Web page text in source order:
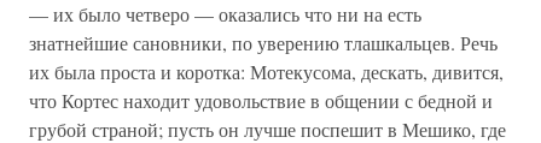
— их было четверо — оказались что ни на есть
знатнейшие сановники, по уверению тлашкальцев. Речь
их была проста и коротка: Мотекусома, дескать, дивится,
что Кортес находит удовольствие в общении с бедной и
грубой страной; пусть он лучше поспешит в Мешико, где